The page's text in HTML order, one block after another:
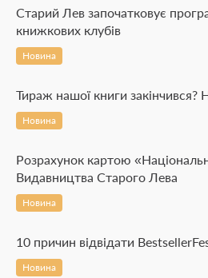
Старий Лев започатковує
книжкових клубів
Новина
Тираж нашої книги закінчився?
Новина
Розрахунок картою
Видавництва Старого Лева
Новина
10 причин відвідати
Новина